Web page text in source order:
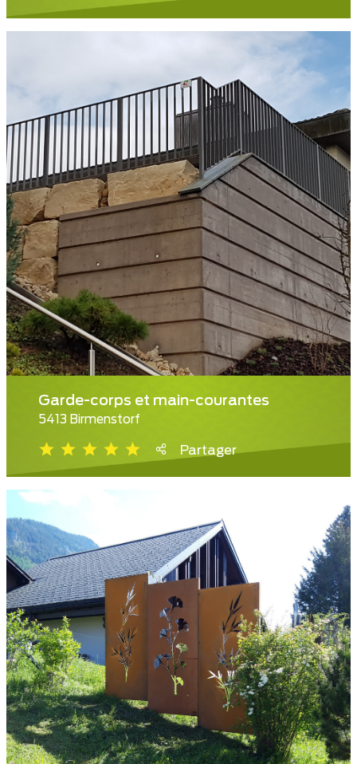
Garde-corps et main-courantes
5413 Birmenstorf
Partager